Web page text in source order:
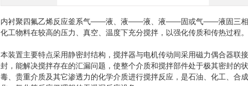
内衬聚四氟乙烯反应釜系气——液、液——液、液——固或气——液固三相
化工物料在较高的压力、真空、温度下充分搅拌，以强化传质和传热过程。
本装置主要特点采用静密封结构，搅拌器与电机传动间采用磁力偶合器联
封，能解决搅拌存在的汇漏问题，使整个介质和搅拌部件处于极其密封的
毒、贵重介质及其它渗透力的化学介质进行搅拌反应，是石油、化工、合